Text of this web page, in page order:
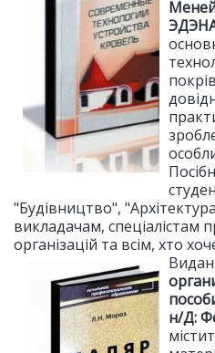
"Будівництво",
викладачам, спеціалістам
організацій та всім, хто
н/Д: